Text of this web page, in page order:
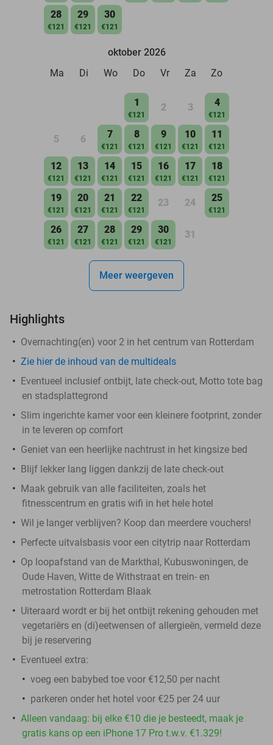
28
€121
29
€121
30
€121
oktober 2026
Ma
Di Wo Do Vr Za Zo
1
€121
2 3 4
€121
5 6 7
€121
8
€121
9
€121
10
€121
11
€121
12
€121
13
€121
14
€121
15
€121
16
€121
17
€121
18
€121
19
€121
20
€121
21
€121
22
€121
23 24 25
€121
26
€121
27
€121
28
€121
29
€121
30
€121
31
Meer weergeven
Highlights
Overnachting(en) voor 2 in het centrum van Rotterdam
Zie hier de inhoud van de multideals
Eventueel inclusief ontbijt, late check-out, Motto tote bag
en stadsplattegrond
Slim ingerichte kamer voor een kleinere footprint, zonder
in te leveren op comfort
Geniet van een heerlijke nachtrust in het kingsize bed
Blijf lekker lang liggen dankzij de late check-out
Maak gebruik van alle faciliteiten, zoals het
fitnesscentrum en gratis wifi in het hele hotel
Wil je langer verblijven? Koop dan meerdere vouchers!
Perfecte uitvalsbasis voor een citytrip naar Rotterdam
Op loopafstand van de Markthal, Kubuswoningen, de
Oude Haven, Witte de Withstraat en trein- en
metrostation Rotterdam Blaak
Uiteraard wordt er bij het ontbijt rekening gehouden met
vegetariërs en (di)eetwensen of allergieën, vermeld deze
bij je reservering
Eventueel extra:
voeg een babybed toe voor €12,50 per nacht
parkeren onder het hotel voor €25 per 24 uur
Alleen vandaag: bij elke €10 die je besteedt, maak je
gratis kans op een iPhone 17 Pro t.w.v. €1.329!